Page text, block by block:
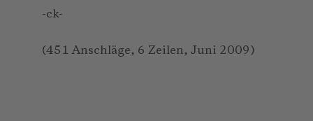
-ck-
(451 Anschläge, 6 Zeilen, Juni 2009)